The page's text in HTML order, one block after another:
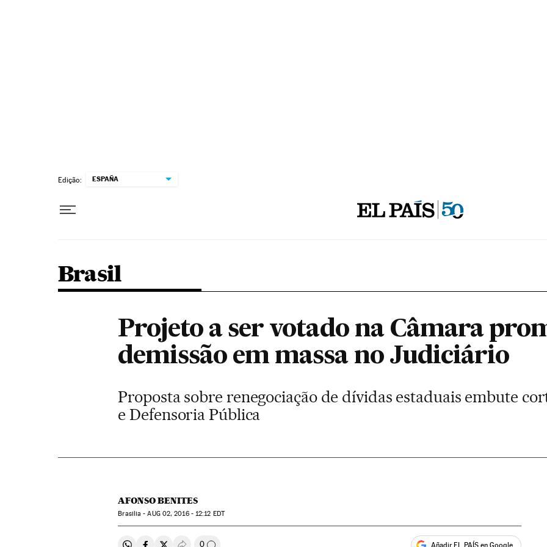
Edição: ESPAÑA
Brasil
Projeto a ser votado na Câmara
demissão em massa no Judiciário
Proposta sobre renegociação de dívidas estaduais embute
e Defensoria Pública
AFONSO BENITES
Brasilia -AUG02, 2016 - 12:12 EDT
0 Añadir EL PAÍS en Google